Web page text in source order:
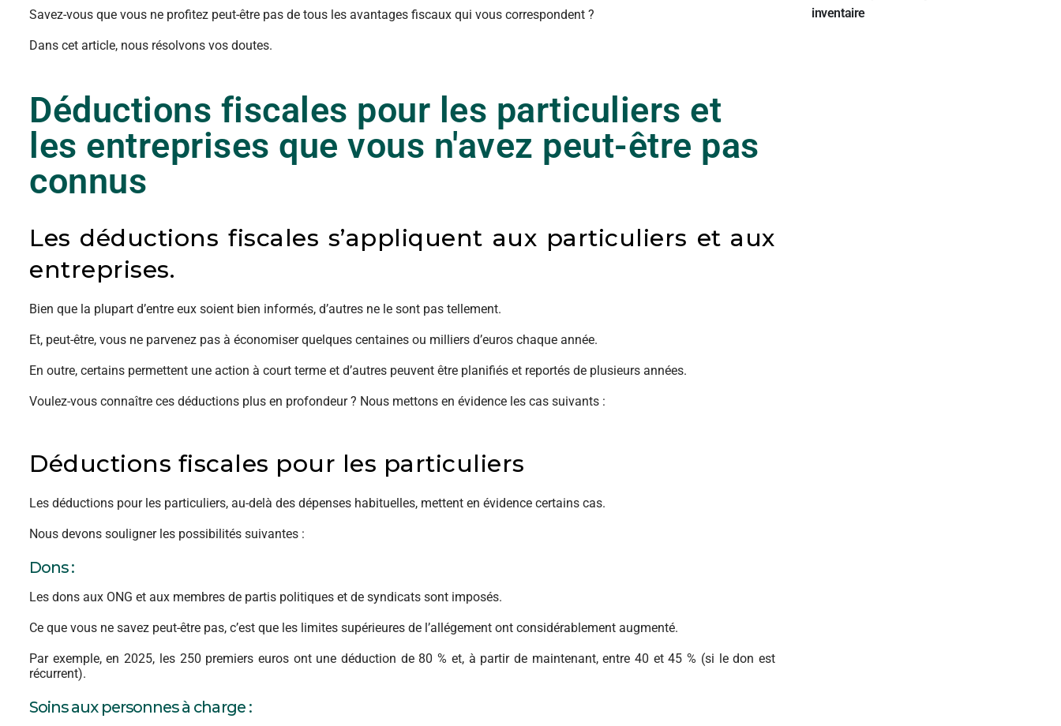
Savez-vous que vous ne profitez peut-être pas de tous les avantages fiscaux qui vous correspondent ?
Dans cet article, nous résolvons vos doutes.
Déductions fiscales pour les particuliers et
les entreprises que vous n'avez peut-être pas
connus
Les déductions fiscales s’appliquent aux particuliers et aux
entreprises.
Bien que la plupart d’entre eux soient bien informés, d’autres ne le sont pas tellement.
Et, peut-être, vous ne parvenez pas à économiser quelques centaines ou milliers d’euros chaque année.
En outre, certains permettent une action à court terme et d’autres peuvent être planifiés et reportés de plusieurs années.
Voulez-vous connaître ces déductions plus en profondeur ? Nous mettons en évidence les cas suivants :
Déductions fiscales pour les particuliers
Les déductions pour les particuliers, au-delà des dépenses habituelles, mettent en évidence certains cas.
Nous devons souligner les possibilités suivantes :
Dons :
Les dons aux ONG et aux membres de partis politiques et de syndicats sont imposés.
Ce que vous ne savez peut-être pas, c’est que les limites supérieures de l’allégement ont considérablement augmenté.
Par exemple, en 2025, les 250 premiers euros ont une déduction de 80 % et, à partir de maintenant, entre 40 et 45 % (si le don est
récurrent).
Soins aux personnes à charge :
inventaire